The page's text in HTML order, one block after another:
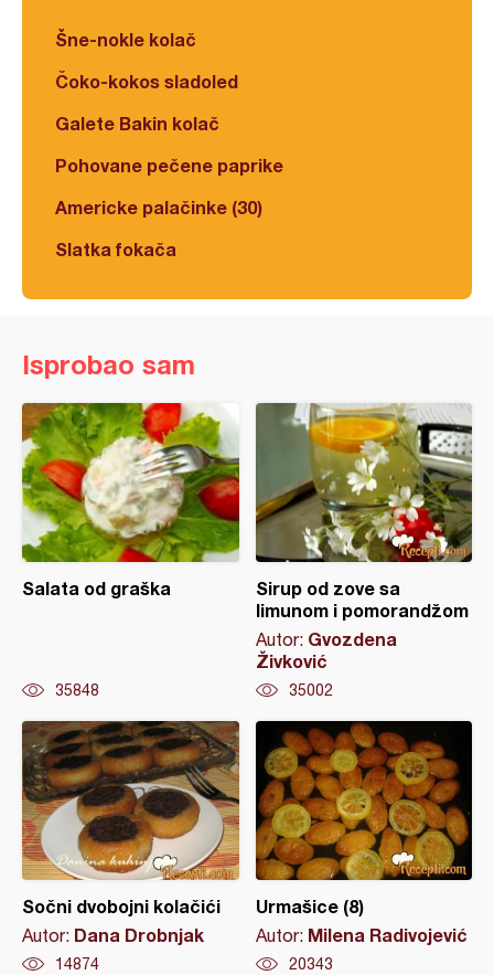
Šne-nokle kolač
Čoko-kokos sladoled
Galete Bakin kolač
Pohovane pečene paprike
Americke palačinke (30)
Slatka fokača
Isprobao sam
Salata od graška
35848
Sirup od zove sa
limunom i pomorandžom
Autor: Gvozdena
Živković
35002
Sočni dvobojni kolačići
Autor: Dana Drobnjak
14874
Urmašice (8)
Autor: Milena Radivojević
20343